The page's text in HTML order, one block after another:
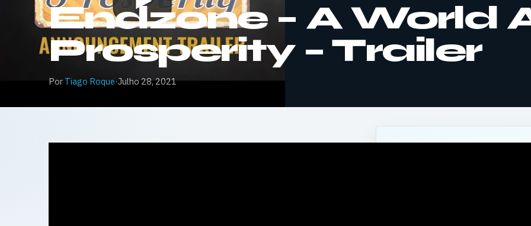
Endzone – A World
Prosperity – Trailer
Por Tiago Roque·Julho 28, 2021